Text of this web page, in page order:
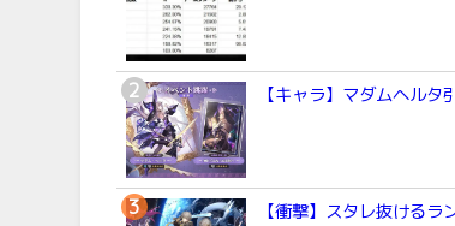
【キャラ】マダムヘル
【衝撃】スタレ抜ける